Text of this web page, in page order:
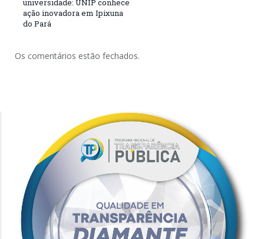
universidade: UNIP conhece
ação inovadora em Ipixuna
do Pará
Os comentários estão fechados.